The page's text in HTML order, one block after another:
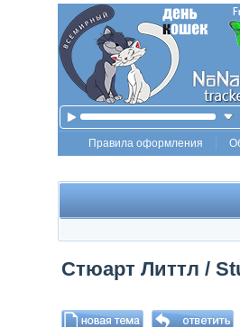
Правила оформления
Стюарт Литтл /